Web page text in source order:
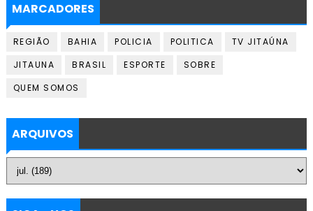
MARCADORES
REGIÃO BAHIA POLICIA POLITICA
TV JITAÚNA
JITAUNA
BRASIL ESPORTE
SOBRE
QUEM SOMOS
ARQUIVOS